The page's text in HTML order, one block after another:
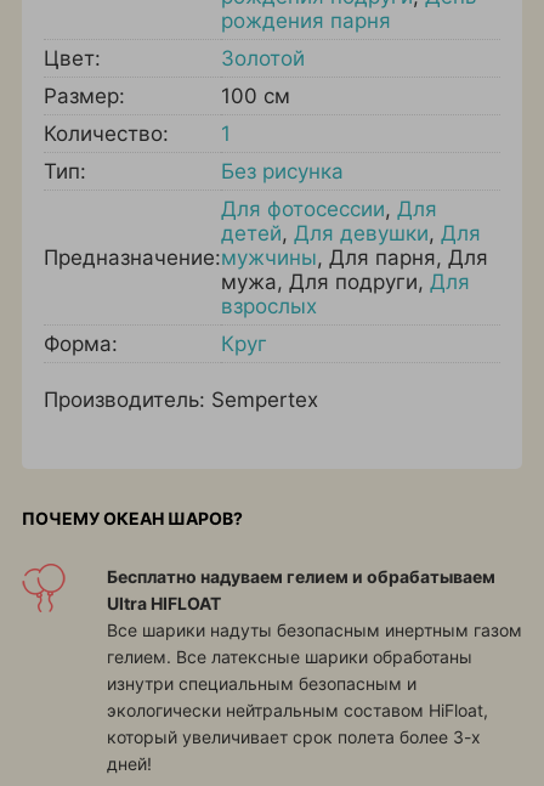
рождения парня
Цвет:
Золотой
Размер:
100 см
Количество:
1
Тип:
Без рисунка
Предназначение:
Для фотосессии, Для
детей, Для девушки, Для
мужчины, Для парня, Для
мужа, Для подруги, Для
взрослых
Форма:
Круг
Производитель: Sempertex
ПОЧЕМУ ОКЕАН ШАРОВ?
Бесплатно надуваем гелием и обрабатываем
Ultra HIFLOAT
Все шарики надуты безопасным инертным газом
гелием. Все латексные шарики обработаны
изнутри специальным безопасным и
экологически нейтральным составом HiFloat,
который увеличивает срок полета более 3-х
дней!